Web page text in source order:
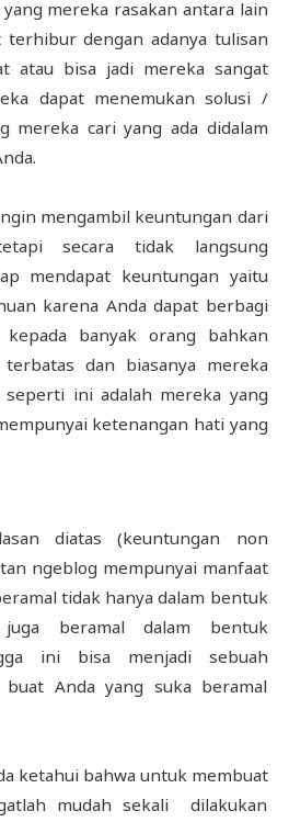
mereka rasakan antara lain
terhibur dengan adanya tulisan
atau bisa jadi mereka sangat
dapat menemukan solusi /
mereka cari yang ada didalam
mengambil keuntungan dari
secara tidak langsung
mendapat keuntungan yaitu
karena Anda dapat berbagi
kepada banyak orang bahkan
dan biasanya mereka
seperti ini adalah mereka yang
ketenangan hati yang
diatas (keuntungan non
ngeblog mempunyai manfaat
tidak hanya dalam bentuk
beramal dalam bentuk
ini bisa menjadi sebuah
Anda yang suka beramal
ketahui bahwa untuk membuat
mudah sekali dilakukan